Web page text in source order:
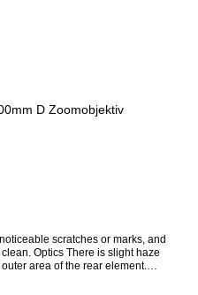
D Zoomobjektiv
haze
area of the rear element.